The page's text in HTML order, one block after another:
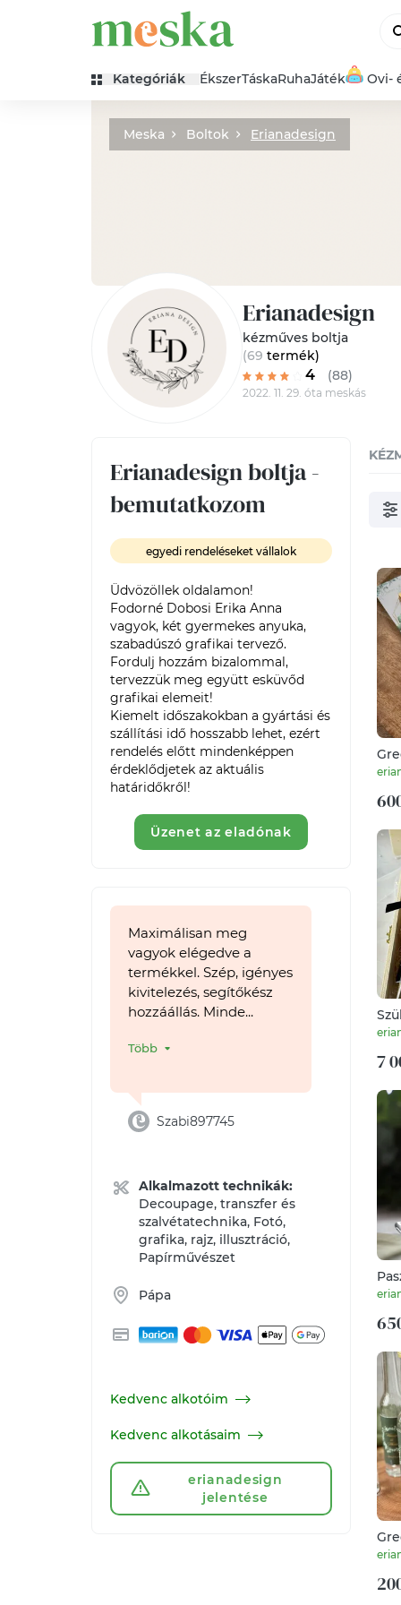
Kategóriák ÉkszerTáskaRuhaJáték Ovi-
Meska Boltok Erianadesign
Erianadesign
kézműves boltja
(69 termék)
4 (88)
2022. 11. 29. óta meskás
Erianadesign boltja -
bemutatkozom
egyedi rendeléseket vállalok
Üdvözöllek oldalamon!
Fodorné Dobosi Erika Anna
vagyok, két gyermekes anyuka,
szabadúszó grafikai tervező.
Fordulj hozzám bizalommal,
tervezzük meg együtt esküvőd
grafikai elemeit!
Kiemelt időszakokban a gyártási és
szállítási idő hosszabb lehet, ezért
rendelés előtt mindenképpen
érdeklődjetek az aktuális
határidőkről!
Üzenet az eladónak
Maximálisan meg
vagyok elégedve a
termékkel. Szép, igényes
kivitelezés, segítőkész
hozzáállás. Minde...
Több
Szabi897745
Alkalmazott technikák:
Decoupage, transzfer és
szalvétatechnika, Fotó,
grafika, rajz, illusztráció,
Papírművészet
Pápa
Kedvenc alkotóim
Kedvenc alkotásaim
erianadesign
jelentése
7